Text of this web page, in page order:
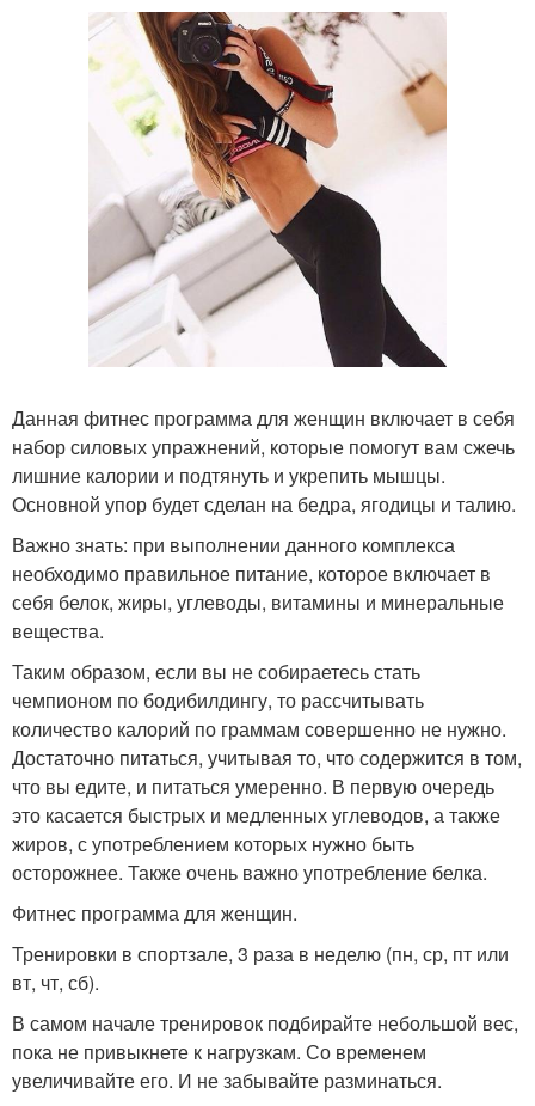
Данная фитнес программа для женщин включает в себя
набор силовых упражнений, которые помогут вам сжечь
лишние калории и подтянуть и укрепить мышцы.
Основной упор будет сделан на бедра, ягодицы и талию.
Важно знать: при выполнении данного комплекса
необходимо правильное питание, которое включает в
себя белок, жиры, углеводы, витамины и минеральные
вещества.
Таким образом, если вы не собираетесь стать
чемпионом по бодибилдингу, то рассчитывать
количество калорий по граммам совершенно не нужно.
Достаточно питаться, учитывая то, что содержится в том,
что вы едите, и питаться умеренно. В первую очередь
это касается быстрых и медленных углеводов, а также
жиров, с употреблением которых нужно быть
осторожнее. Также очень важно употребление белка.
Фитнес программа для женщин.
Тренировки в спортзале, 3 раза в неделю (пн, ср, пт или
вт, чт, сб).
В самом начале тренировок подбирайте небольшой вес,
пока не привыкнете к нагрузкам. Со временем
увеличивайте его. И не забывайте разминаться.